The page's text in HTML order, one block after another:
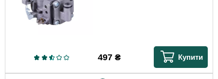
497₴ Купити